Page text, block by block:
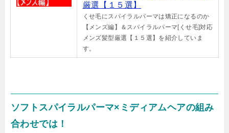
厳選【１５選】
くせ毛にスパイラルパーマは矯正になるのか
【メンズ編】＆スパイラルパーマ[くせ毛]対応
メンズ髪型厳選【１５選】を紹介していま
す。
ソフトスパイラルパーマ×ミディアムヘアの組み
合わせでは！